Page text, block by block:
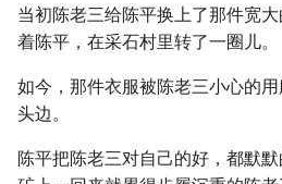
当初陈老三给陈平换上了那件宽
着陈平，在采石村里转了一圈儿。
如今，那件衣服被陈老三小心的
头边。
陈平把陈老三对自己的好，都默